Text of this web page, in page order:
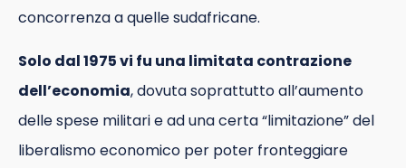
concorrenza a quelle sudafricane.
Solo dal 1975 vi fu una limitata contrazione
dell’economia, dovuta soprattutto all’aumento
delle spese militari e ad una certa “limitazione” del
liberalismo economico per poter fronteggiare